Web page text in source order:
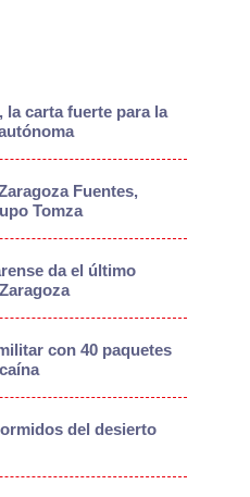
la carta fuerte para la
Fuentes,
Tomza
da el último
con 40 paquetes
del desierto